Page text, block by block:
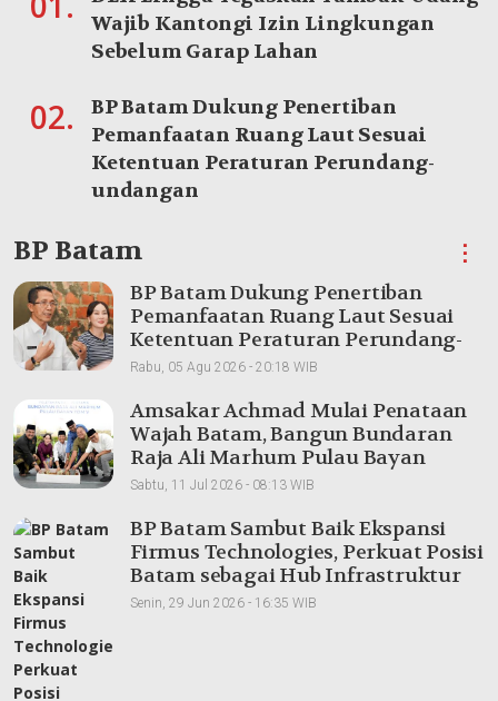
Wajib Kantongi Izin Lingkungan
Sebelum Garap Lahan
02.
BP Batam Dukung Penertiban
Pemanfaatan Ruang Laut Sesuai
Ketentuan Peraturan Perundang-
undangan
BP Batam ⋮
BP Batam Dukung Penertiban
Pemanfaatan Ruang Laut Sesuai
Ketentuan Peraturan Perundang-
undangan
Rabu, 05 Agu 2026 - 20:18 WIB
Amsakar Achmad Mulai Penataan
Wajah Batam, Bangun Bundaran
Raja Ali Marhum Pulau Bayan
Sabtu, 11 Jul 2026 - 08:13 WIB
BP Batam Sambut Baik Ekspansi
Firmus Technologies, Perkuat Posisi
Batam sebagai Hub Infrastruktur
AI Regional
Senin, 29 Jun 2026 - 16:35 WIB